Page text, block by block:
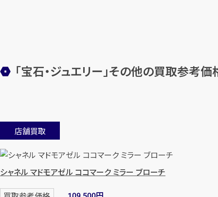
「宝石・ジュエリー」その他の買取参考価
店舗買取
シャネル マドモアゼル ココマーク ミラー ブローチ